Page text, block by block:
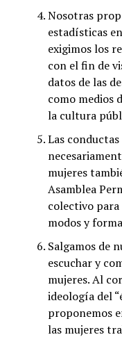
Nosotras
estadísticas
exigimos los
con el fin de
datos de las
como medios
la cultura
Las
mujeres
Asamblea
colectivo
modos y
Salgamos de
escuchar y
mujeres. Al
ideología del
proponemos
las mujeres